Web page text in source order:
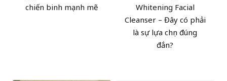
chiến binh mạnh mẽ
Whitening Facial
Cleanser – Đây có phải
là sự lựa chọn đúng
đắn?